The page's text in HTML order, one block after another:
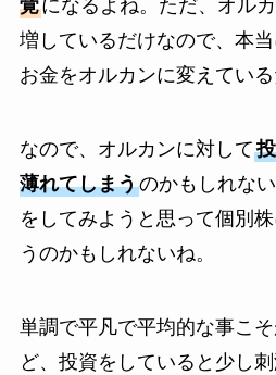
覚になるよね。ただ、オル
増しているだけなので、本
お金をオルカンに変えている
なので、オルカンに対して
薄れてしまうのかもしれな
をしてみようと思って個別
うのかもしれないね。
単調で平凡で平均的な事こ
ど、投資をしていると少し